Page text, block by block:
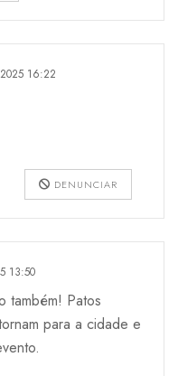
16:22
DENUNCIAR
13:50
também! Patos
para a cidade e